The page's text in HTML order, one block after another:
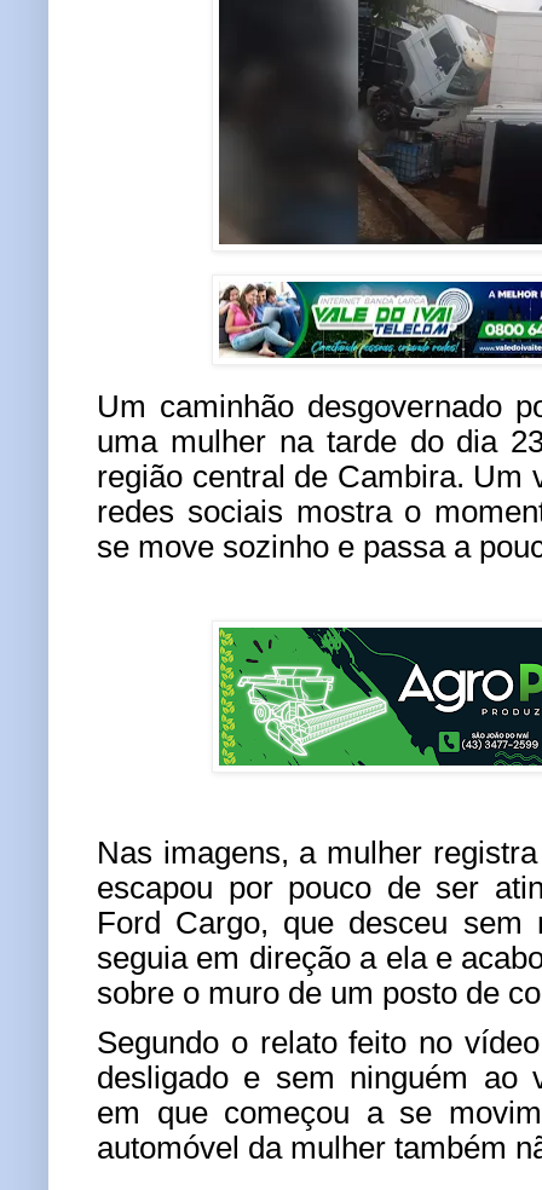
Um caminhão desgovernado
uma mulher na tarde do dia
região central de Cambira. Um
redes sociais mostra o
se move sozinho e passa a
Nas imagens, a mulher
escapou por pouco de ser
Ford Cargo, que desceu sem
seguia em direção a ela e
sobre o muro de um posto de
Segundo o relato feito no
desligado e sem ninguém ao
em que começou a se
automóvel da mulher também